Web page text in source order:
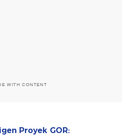
WITH CONTENT
Proyek GOR: